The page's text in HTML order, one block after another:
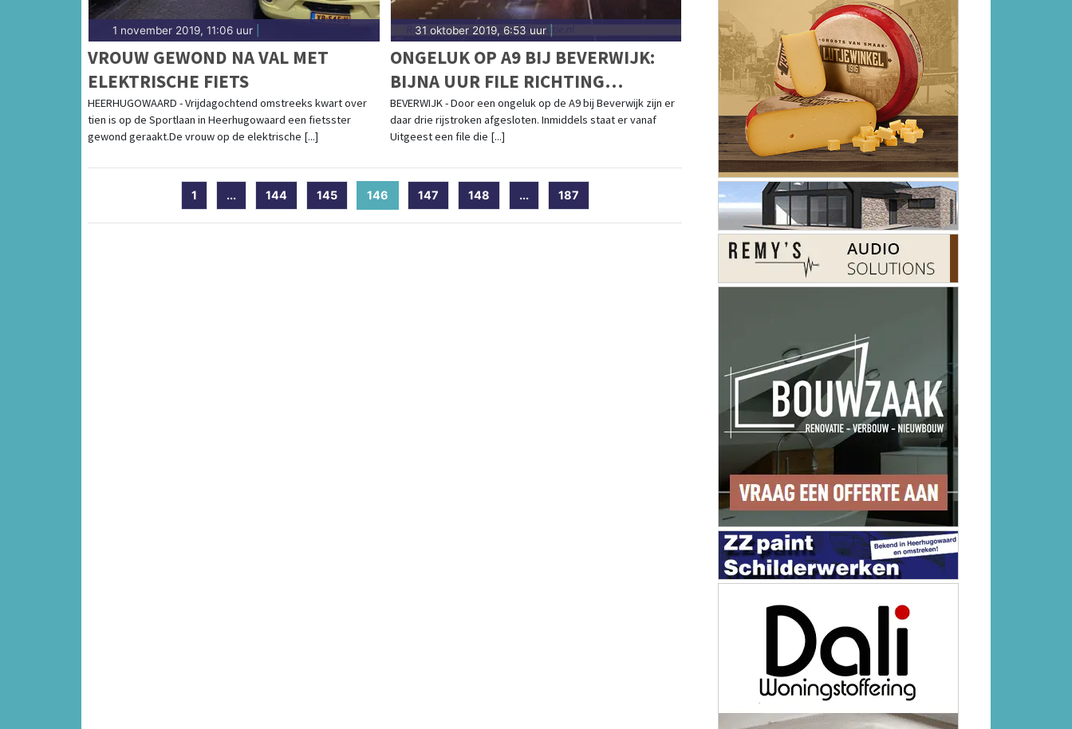
1 november 2019, 11:06 uur
VROUW GEWOND NA VAL MET
ELEKTRISCHE FIETS
HEERHUGOWAARD - Vrijdagochtend omstreeks kwart over
tien is op de Sportlaan in Heerhugowaard een fietsster
gewond geraakt.De vrouw op de elektrische [...]
31 oktober 2019, 6:53 uur|
ONGELUK OP A9 BIJ BEVERWIJK:
BIJNA UUR FILE RICHTING
HAARLEM
BEVERWIJK - Door een ongeluk op de A9 bij Beverwijk zijn er
daar drie rijstroken afgesloten. Inmiddels staat er vanaf
Uitgeest een file die [...]
1 ... 144 145 146 (current)
147 148 ... 187